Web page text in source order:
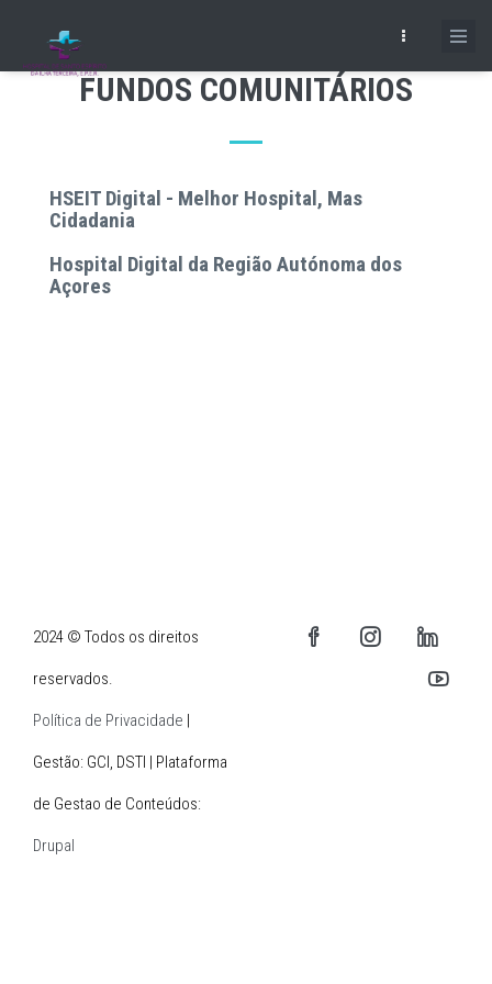
main
FUNDOS COMUNITÁRIOS
HSEIT Digital - Melhor Hospital, Mas
Cidadania
Hospital Digital da Região Autónoma dos
Açores
2024 © Todos os direitos
reservados.
Política de Privacidade |
Gestão: GCI, DSTI | Plataforma
de Gestao de Conteúdos:
Drupal